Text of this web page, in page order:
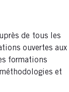
de tous les
ouvertes aux
formations
et